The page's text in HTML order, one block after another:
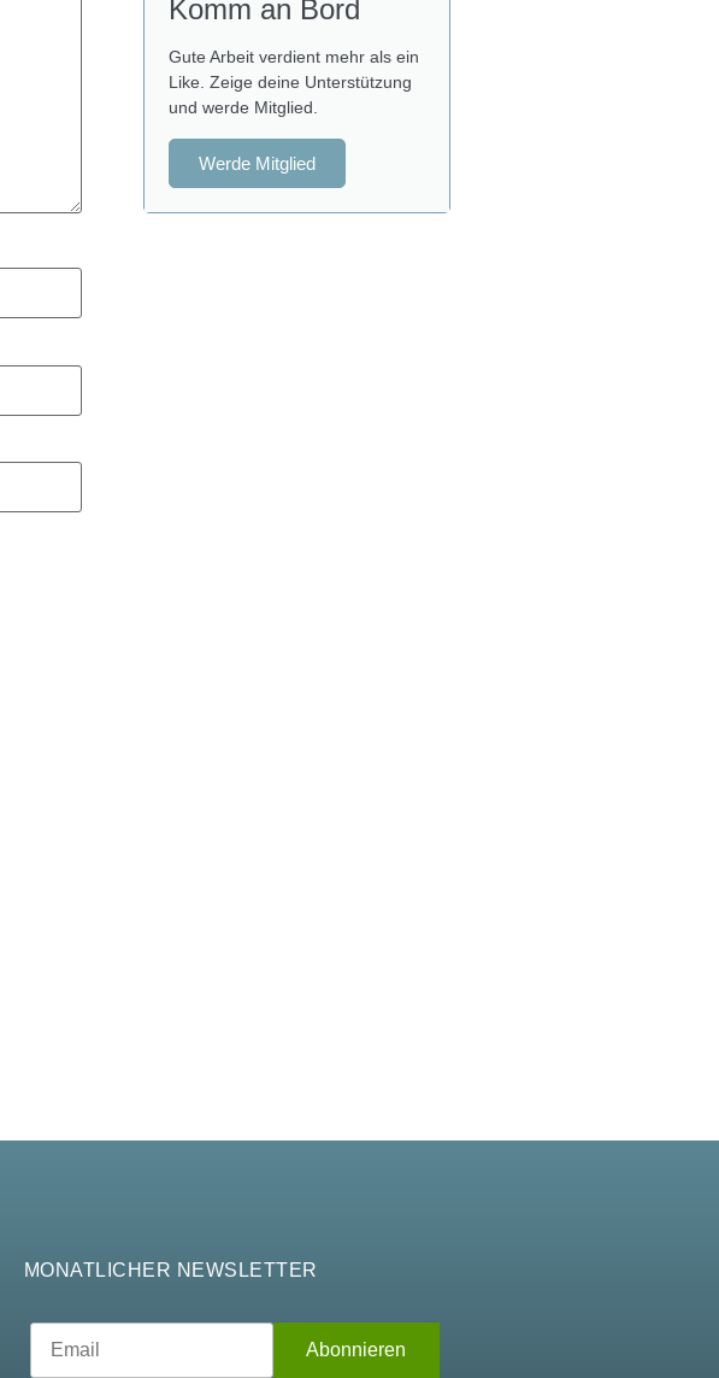
Komm an Bord
Gute Arbeit verdient mehr als ein
Like. Zeige deine Unterstützung
und werde Mitglied.
Werde Mitglied
MONATLICHER NEWSLETTER